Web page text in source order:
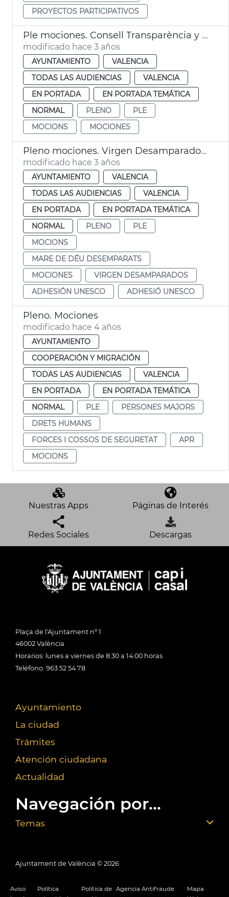
PROYECTOS PARTICIPATIVOS
Ple mociones. Consell Transparència y violencia género
modificado hace 3 años
AYUNTAMIENTO
VALENCIA
TODAS LAS AUDIENCIAS
VALENCIA
EN PORTADA
EN PORTADA TEMÁTICA
NORMAL
PLENO
PLE
MOCIONS
MOCIONES
Pleno mociones. Virgen Desamparados, adhesión UNESCO, Derechos Humanos
modificado hace 3 años
AYUNTAMIENTO
VALENCIA
TODAS LAS AUDIENCIAS
VALENCIA
EN PORTADA
EN PORTADA TEMÁTICA
NORMAL
PLENO
PLE
MOCIONS
MARE DE DÉU DESEMPARATS
MOCIONES
VIRGEN DESAMPARADOS
ADHESIÓN UNESCO
ADHESIÓ UNESCO
Pleno. Mociones
modificado hace 4 años
AYUNTAMIENTO
COOPERACIÓN Y MIGRACIÓN
TODAS LAS AUDIENCIAS
VALENCIA
EN PORTADA
EN PORTADA TEMÁTICA
NORMAL
PLE
PERSONES MAJORS
DRETS HUMANS
FORCES I COSSOS DE SEGURETAT
APR
MOCIONS
Nuestras Apps Páginas de Interés
Redes Sociales Descargas
Plaça de l'Ajuntament nº 1
46002 València
Horarios: lunes a viernes de 8:30 a 14:00 horas
Teléfono: 963 52 54 78
Ayuntamiento
La ciudad
Trámites
Atención ciudadana
Actualidad
Navegación por...
Temas
Ajuntament de València © 2026
Aviso
Política
Política de Agencia Antifraude
Mapa